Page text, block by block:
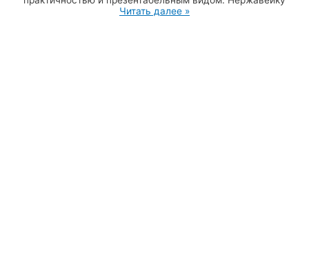
Читать далее »